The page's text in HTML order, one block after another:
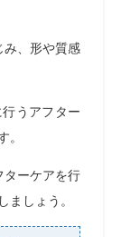
み、形や質感
うアフター
。
ターケアを行
ましょう。